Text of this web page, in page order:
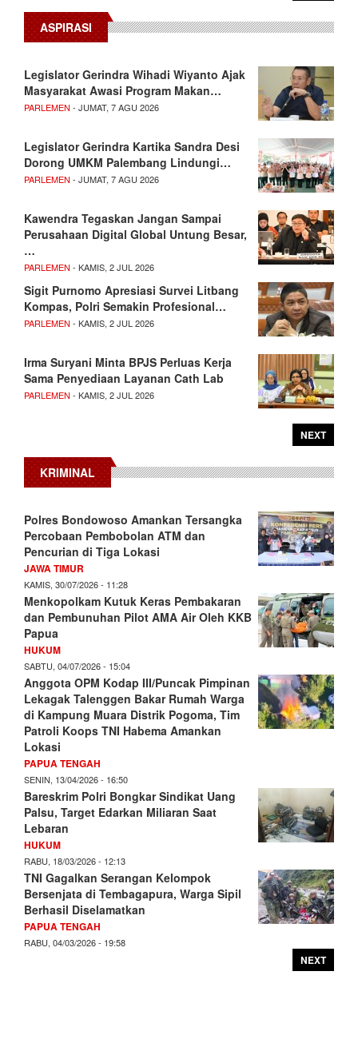
ASPIRASI
Legislator Gerindra Wihadi Wiyanto Ajak
Masyarakat Awasi Program Makan…
PARLEMEN - JUMAT, 7 AGU 2026
Legislator Gerindra Kartika Sandra Desi
Dorong UMKM Palembang Lindungi…
PARLEMEN - JUMAT, 7 AGU 2026
Kawendra Tegaskan Jangan Sampai
Perusahaan Digital Global Untung Besar,
…
PARLEMEN - KAMIS, 2 JUL 2026
Sigit Purnomo Apresiasi Survei Litbang
Kompas, Polri Semakin Profesional…
PARLEMEN - KAMIS, 2 JUL 2026
Irma Suryani Minta BPJS Perluas Kerja
Sama Penyediaan Layanan Cath Lab
PARLEMEN - KAMIS, 2 JUL 2026
NEXT
KRIMINAL
Polres Bondowoso Amankan Tersangka
Percobaan Pembobolan ATM dan
Pencurian di Tiga Lokasi
JAWA TIMUR
KAMIS, 30/07/2026 - 11:28
Menkopolkam Kutuk Keras Pembakaran
dan Pembunuhan Pilot AMA Air Oleh KKB
Papua
HUKUM
SABTU, 04/07/2026 - 15:04
Anggota OPM Kodap III/Puncak Pimpinan
Lekagak Talenggen Bakar Rumah Warga
di Kampung Muara Distrik Pogoma, Tim
Patroli Koops TNI Habema Amankan
Lokasi
PAPUA TENGAH
SENIN, 13/04/2026 - 16:50
Bareskrim Polri Bongkar Sindikat Uang
Palsu, Target Edarkan Miliaran Saat
Lebaran
HUKUM
RABU, 18/03/2026 - 12:13
TNI Gagalkan Serangan Kelompok
Bersenjata di Tembagapura, Warga Sipil
Berhasil Diselamatkan
PAPUA TENGAH
RABU, 04/03/2026 - 19:58
NEXT